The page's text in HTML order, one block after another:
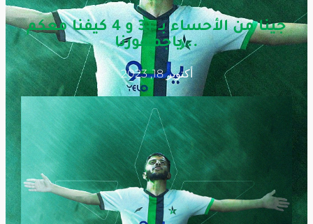
جينا من الأحساء بـ +3 و 4 كيفنا معكم
.. ياجمهورنا
أكتوبر 18, 2023